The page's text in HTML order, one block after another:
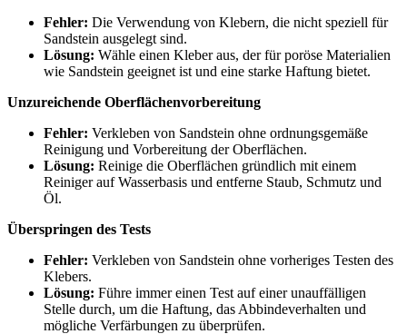
Fehler: Die Verwendung von Klebern, die nicht speziell für
Sandstein ausgelegt sind.
Lösung: Wähle einen Kleber aus, der für poröse Materialien
wie Sandstein geeignet ist und eine starke Haftung bietet.
Unzureichende Oberflächenvorbereitung
Fehler: Verkleben von Sandstein ohne ordnungsgemäße
Reinigung und Vorbereitung der Oberflächen.
Lösung: Reinige die Oberflächen gründlich mit einem
Reiniger auf Wasserbasis und entferne Staub, Schmutz und
Öl.
Überspringen des Tests
Fehler: Verkleben von Sandstein ohne vorheriges Testen des
Klebers.
Lösung: Führe immer einen Test auf einer unauffälligen
Stelle durch, um die Haftung, das Abbindeverhalten und
mögliche Verfärbungen zu überprüfen.